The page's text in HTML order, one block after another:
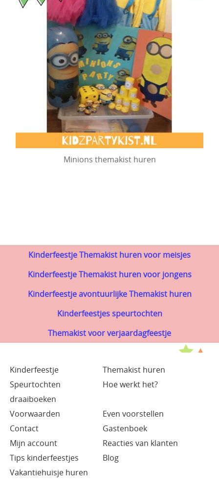
Kinderfeestje Themakist huren voor meisjes
Kinderfeestje Themakist huren voor jongens
Kinderfeestje avontuurlijke Themakist huren
Kinderfeestjes speurtochten
Themakist voor verjaardagfeestje
Minions themakist huren
Kinderfeestje
Themakist huren
Speurtochten
draaiboeken
Hoe werkt het?
Voorwaarden
Even voorstellen
Contact
Gastenboek
Mijn account
Reacties van klanten
Tips kinderfeestjes
Blog
Vakantiehuisje huren